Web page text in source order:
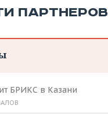
ПАРТНЕРОВ
БРИКС в Казани